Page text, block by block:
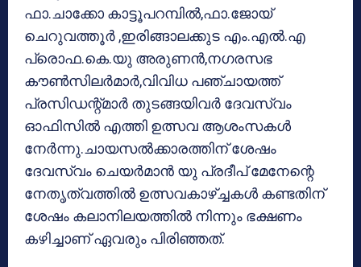
ഫാ.ചാക്കോ കാട്ടൂപറമ്പില്‍,ഫാ.ജോയ്
ചെറുവത്തൂര്‍ ,ഇരിങ്ങാലക്കുട എം.എല്‍.എ
പ്രൊഫ.കെ.യു അരുണന്‍,നഗരസഭ
കൗണ്‍സിലര്‍മാര്‍,വിവിധ പഞ്ചായത്ത്
പ്രസിഡന്റ്മാര്‍ തുടങ്ങയിവര്‍ ദേവസ്വം
ഓഫിസില്‍ എത്തി ഉത്സവ ആശംസകള്‍
നേര്‍ന്നു.ചായസല്‍ക്കാരത്തിന് ശേഷം
ദേവസ്വം ചെയര്‍മാന്‍ യു പ്രദീപ് മേനേന്റെ
നേതൃത്വത്തില്‍ ഉത്സവകാഴ്ച്ചകള്‍ കണ്ടതിന്
ശേഷം കലാനിലയത്തില്‍ നിന്നും ഭക്ഷണം
കഴിച്ചാണ് ഏവരും പിരിഞ്ഞത്.